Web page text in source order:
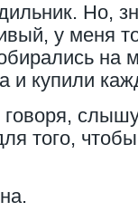
Но,
у меня
на
и купили
того,